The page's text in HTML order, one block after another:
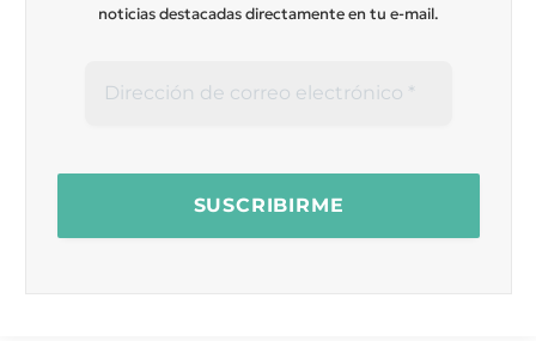
noticias destacadas directamente en tu e-mail.